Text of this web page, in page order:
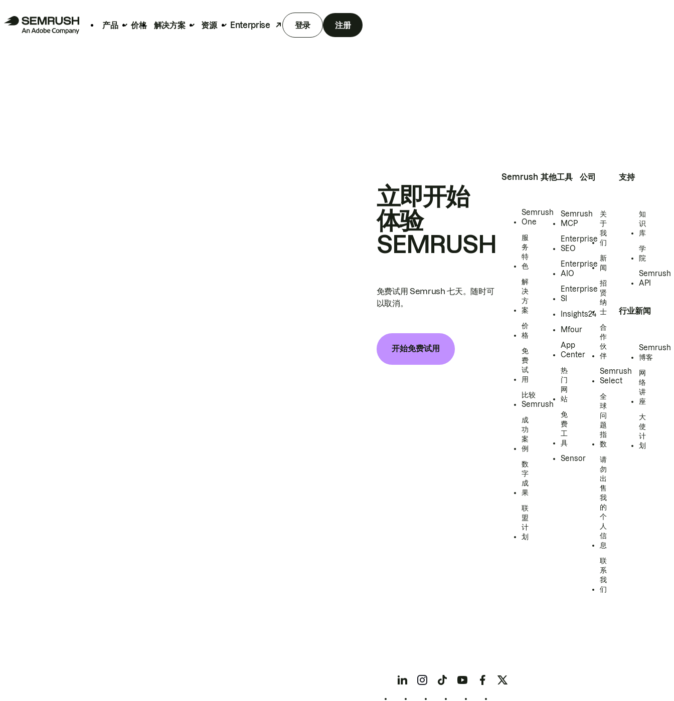
产品 价格 解决方案 资源 Enterprise 登录 注册
立即开始
体验
SEMRUSH
免费试用 Semrush 七天。随时可
以取消。
开始免费试用
Semrush
Semrush
One
服
务
特
色
解
决
方
案
价
格
免
费
试
用
比较
Semrush
成
功
案
例
数
字
成
果
联
盟
计
划
其他工具
Semrush
MCP
Enterprise
SEO
Enterprise
AIO
Enterprise
SI
Insights24
Mfour
App
Center
热
门
网
站
免
费
工
具
Sensor
公司
关
于
我
们
新
闻
招
贤
纳
士
合
作
伙
伴
Semrush
Select
全
球
问
题
指
数
请
勿
出
售
我
的
个
人
信
息
联
系
我
们
支持
知
识
库
学
院
Semrush
API
行业新闻
Semrush
博客
网
络
讲
座
大
使
计
划